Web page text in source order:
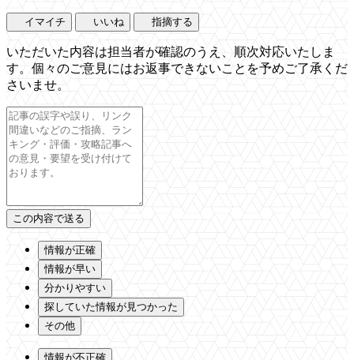
イマイチ いいね 指摘する
いただいた内容は担当者が確認のうえ、順次対応いたしま
す。個々のご意見にはお返事できないことを予めご了承くだ
さいませ。
情報が正確
情報が早い
分かりやすい
探していた情報が見つかった
その他
情報が不正確